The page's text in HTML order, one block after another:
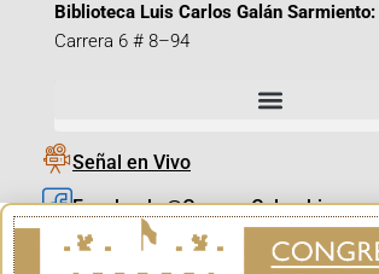
Biblioteca Luis Carlos Galán Sarmiento:
Carrera 6 # 8–94
Señal en Vivo
Facebook_@CamaraColombia
Instagram_@CamaraColombia